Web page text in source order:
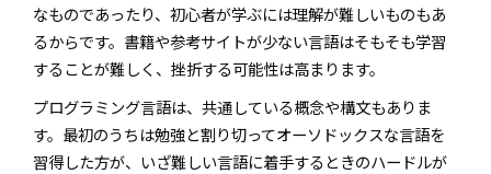
なものであったり、初心者が学ぶには理解が難しいものもあ
るからです。書籍や参考サイトが少ない言語はそもそも学習
することが難しく、挫折する可能性は高まります。
プログラミング言語は、共通している概念や構文もありま
す。最初のうちは勉強と割り切ってオーソドックスな言語を
習得した方が、いざ難しい言語に着手するときのハードルが